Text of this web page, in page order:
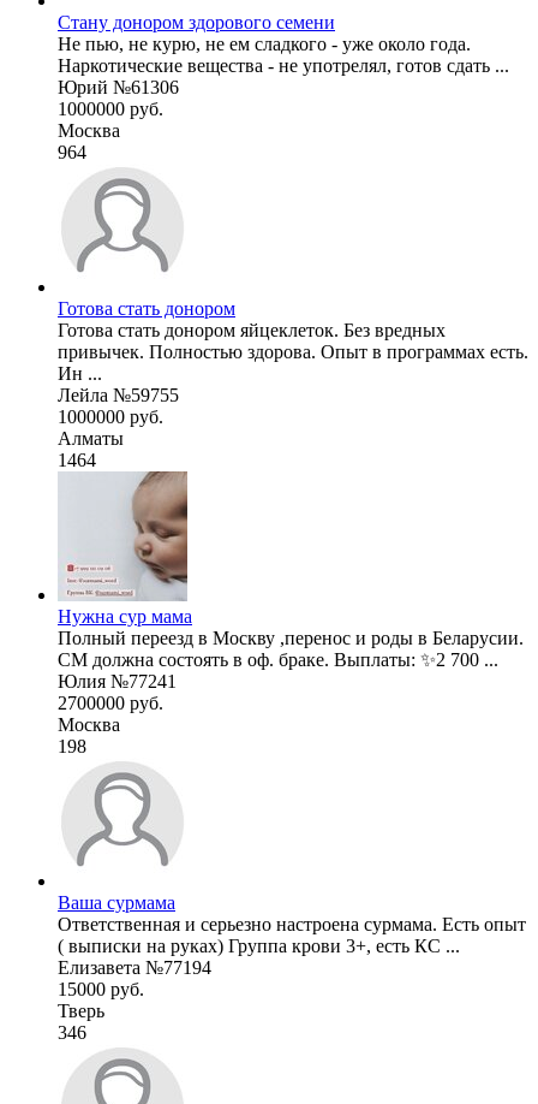
Стану донором здорового семени
Не пью, не курю, не ем сладкого - уже около года.
Наркотические вещества - не употрелял, готов сдать ...
Юрий №61306
1000000 руб.
Москва
964
Готова стать донором
Готова стать донором яйцеклеток. Без вредных
привычек. Полностью здорова. Опыт в программах есть.
Ин ...
Лейла №59755
1000000 руб.
Алматы
1464
Нужна сур мама
Полный переезд в Москву ,перенос и роды в Беларусии.
СМ должна состоять в оф. браке. Выплаты: ✨2 700 ...
Юлия №77241
2700000 руб.
Москва
198
Ваша сурмама
Ответственная и серьезно настроена сурмама. Есть опыт
( выписки на руках) Группа крови 3+, есть КС ...
Елизавета №77194
15000 руб.
Тверь
346